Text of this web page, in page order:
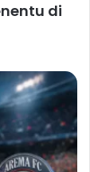
di